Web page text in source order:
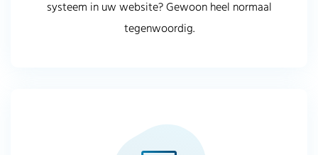
systeem in uw website? Gewoon heel normaal
tegenwoordig.